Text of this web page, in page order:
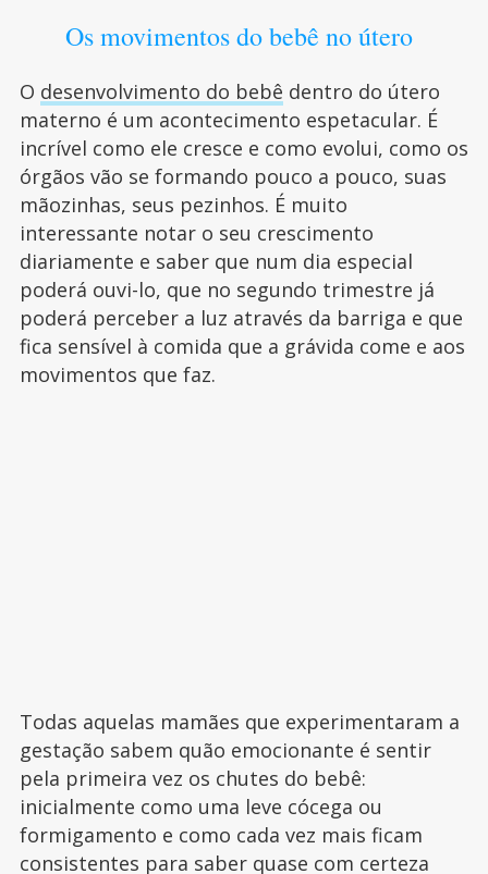
Os movimentos do bebê no útero
O desenvolvimento do bebê dentro do útero
materno é um acontecimento espetacular. É
incrível como ele cresce e como evolui, como os
órgãos vão se formando pouco a pouco, suas
mãozinhas, seus pezinhos. É muito
interessante notar o seu crescimento
diariamente e saber que num dia especial
poderá ouvi-lo, que no segundo trimestre já
poderá perceber a luz através da barriga e que
fica sensível à comida que a grávida come e aos
movimentos que faz.
Todas aquelas mamães que experimentaram a
gestação sabem quão emocionante é sentir
pela primeira vez os chutes do bebê:
inicialmente como uma leve cócega ou
formigamento e como cada vez mais ficam
consistentes para saber quase com certeza